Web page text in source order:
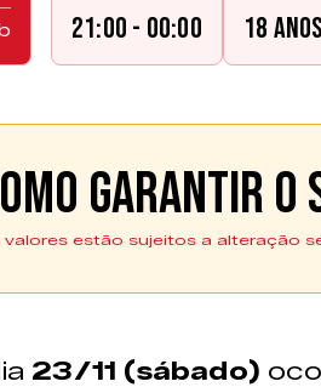
21:00 - 00:00 18 anos
garantir o
valores estão sujeitos a alteração
ingressos também estão
23/11 (sábado)